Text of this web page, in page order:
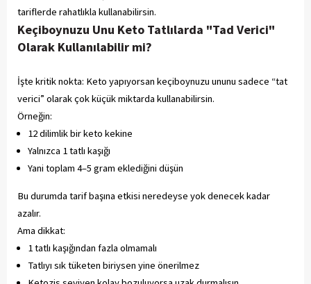
tariflerde rahatlıkla kullanabilirsin.
Keçiboynuzu Unu Keto Tatlılarda "Tad Verici"
Olarak Kullanılabilir mi?
İşte kritik nokta: Keto yapıyorsan keçiboynuzu ununu sadece “tat
verici” olarak çok küçük miktarda kullanabilirsin.
Örneğin:
12 dilimlik bir keto kekine
Yalnızca 1 tatlı kaşığı
Yani toplam 4–5 gram eklediğini düşün
Bu durumda tarif başına etkisi neredeyse yok denecek kadar
azalır.
Ama dikkat:
1 tatlı kaşığından fazla olmamalı
Tatlıyı sık tüketen biriysen yine önerilmez